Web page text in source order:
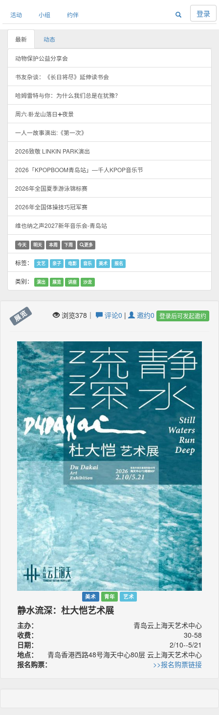
活动 小组 约伴 登录
最新 动态
动物保护公益分享会
书友杂谈：《长日将尽》延伸读书会
哈姆雷特与你：为什么我们总是在犹豫？
周六·卧龙山落日➕夜景
一人一故事演出:《第一次》
2026致敬 LINKIN PARK演出
2026「KPOPBOOM青岛站」—千人KPOP音乐节
2026年全国夏季游泳锦标赛
2026年全国体操技巧冠军赛
维也纳之声2027新年音乐会-青岛站
今天 明天 本周 下周 更多
标签： 文艺 亲子 电影 音乐 美术 报名
类别： 演出 展览 讲座 沙龙
展览 浏览378｜ 评论0 | 邀约0 登录后可发起邀约
美术 青年 艺术
静水流深：杜大恺艺术展
主办：
青岛云上海天艺术中心
收费：
30-58
日期：
2/10--5/21
地点：
青岛香港西路48号海天中心80层 云上海天艺术中心
报名购票：
>>报名购票链接